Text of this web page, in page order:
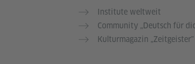
Institute weltweit
Community „Deutsch für
Kulturmagazin „Zeitgeister"